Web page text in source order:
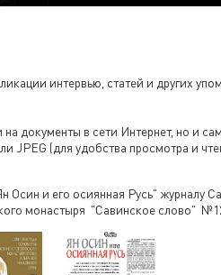
интервью, статей и других
документы в сети Интернет, но и
JPEG (для удобства просмотра и
Осин и его осиянная Русь" журналу
монастыря "Савинское слово"